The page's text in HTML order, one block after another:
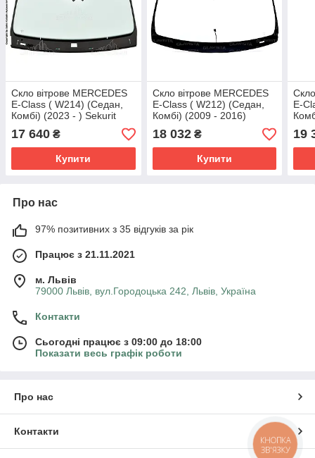
Скло вітрове MERCEDES
E-Class ( W214) (Седан,
Комбі) (2023 - ) Sekurit
(Франція)
17 640 ₴
Купити
Скло вітрове MERCEDES
E-Class ( W212) (Седан,
Комбі) (2009 - 2016)
Sekurit (Франція)
18 032₴
Купити
E-
19
Про нас
97% позитивних з 35 відгуків за рік
Працює з 21.11.2021
м. Львів
79000 Львів, вул.Городоцька 242, Львів, Україна
Контакти
Сьогодні працює з 09:00 до 18:00
Показати весь графік роботи
Про нас
Контакти
КНОПКА
ЗВ'ЯЗКУ